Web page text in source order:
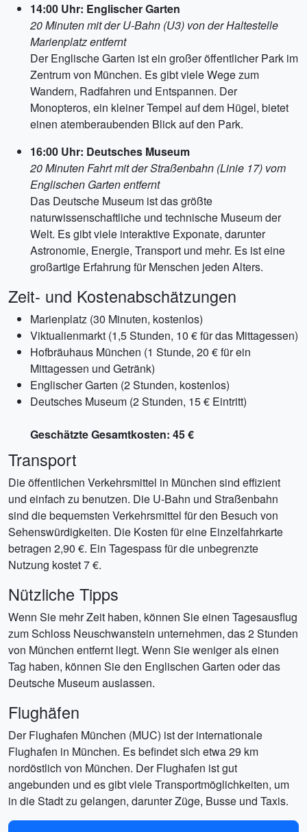
14:00 Uhr: Englischer Garten
20 Minuten mit der U-Bahn (U3) von der Haltestelle
Marienplatz entfernt
Der Englische Garten ist ein großer öffentlicher Park im
Zentrum von München. Es gibt viele Wege zum
Wandern, Radfahren und Entspannen. Der
Monopteros, ein kleiner Tempel auf dem Hügel, bietet
einen atemberaubenden Blick auf den Park.
16:00 Uhr: Deutsches Museum
20 Minuten Fahrt mit der Straßenbahn (Linie 17) vom
Englischen Garten entfernt
Das Deutsche Museum ist das größte
naturwissenschaftliche und technische Museum der
Welt. Es gibt viele interaktive Exponate, darunter
Astronomie, Energie, Transport und mehr. Es ist eine
großartige Erfahrung für Menschen jeden Alters.
Zeit- und Kostenabschätzungen
Marienplatz (30 Minuten, kostenlos)
Viktualienmarkt (1,5 Stunden, 10 € für das Mittagessen)
Hofbräuhaus München (1 Stunde, 20 € für ein
Mittagessen und Getränk)
Englischer Garten (2 Stunden, kostenlos)
Deutsches Museum (2 Stunden, 15 € Eintritt)
Geschätzte Gesamtkosten: 45 €
Transport
Die öffentlichen Verkehrsmittel in München sind effizient
und einfach zu benutzen. Die U-Bahn und Straßenbahn
sind die bequemsten Verkehrsmittel für den Besuch von
Sehenswürdigkeiten. Die Kosten für eine Einzelfahrkarte
betragen 2,90 €. Ein Tagespass für die unbegrenzte
Nutzung kostet 7 €.
Nützliche Tipps
Wenn Sie mehr Zeit haben, können Sie einen Tagesausflug
zum Schloss Neuschwanstein unternehmen, das 2 Stunden
von München entfernt liegt. Wenn Sie weniger als einen
Tag haben, können Sie den Englischen Garten oder das
Deutsche Museum auslassen.
Flughäfen
Der Flughafen München (MUC) ist der internationale
Flughafen in München. Es befindet sich etwa 29 km
nordöstlich von München. Der Flughafen ist gut
angebunden und es gibt viele Transportmöglichkeiten, um
in die Stadt zu gelangen, darunter Züge, Busse und Taxis.